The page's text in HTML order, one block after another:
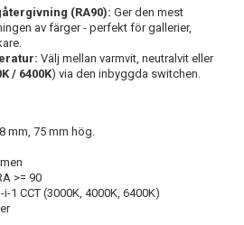
(RA90): Ger den mest
av färger - perfekt för gallerier,
Välj mellan varmvit, neutralvit eller
/ 6400K) via den inbyggda switchen.
mm, 75 mm hög.
>= 90
i-1 CCT (3000K, 4000K, 6400K)